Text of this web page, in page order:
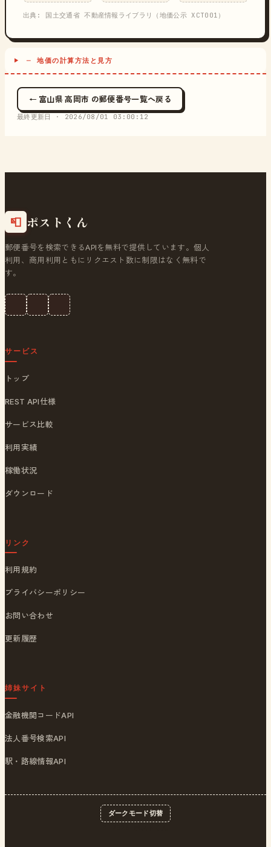
出典: 国土交通省 不動産情報ライブラリ（地価公示 XCT001）
─ 地価の計算方法と見方
← 富山県 高岡市 の郵便番号一覧へ戻る
最終更新日 · 2026/08/01 03:00:12
📮 ポストくん
郵便番号を検索できるAPIを無料で提供しています。個人
利用、商用利用ともにリクエスト数に制限はなく無料で
す。
サービス
トップ
REST API仕様
サービス比較
利用実績
稼働状況
ダウンロード
リンク
利用規約
プライバシーポリシー
お問い合わせ
更新履歴
姉妹サイト
金融機関コードAPI
法人番号検索API
駅・路線情報API
ダークモード切替